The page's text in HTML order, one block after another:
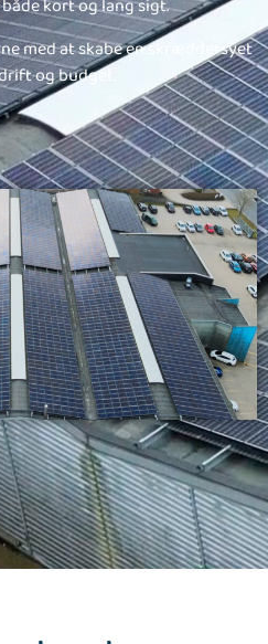
kort og lang sigt.
med at skabe en skræddersyet
og budget.